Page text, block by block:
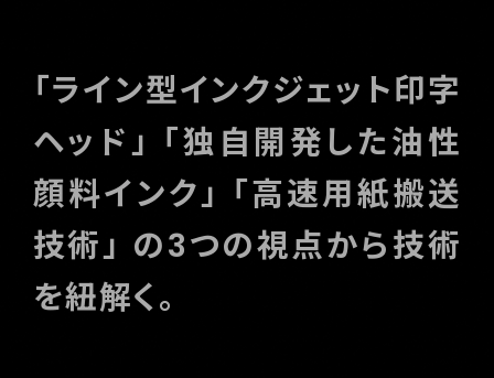
理想科学は、産業用途で活用
されていたインクジェットテ
クノロジーを採用し、オフィ
ス用途の高速カラープリンタ
ーを独自開発。